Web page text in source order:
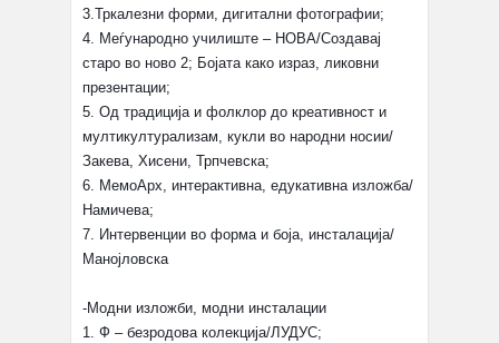
3.Тркалезни форми, дигитални фотографии;
4. Меѓународно училиште – НОВА/Создавај
старо во ново 2; Бојата како израз, ликовни
презентации;
5. Од традиција и фолклор до креативност и
мултикултурализам, кукли во народни носии/
Закева, Хисени, Трпчевска;
6. МемоАрх, интерактивна, едукативна изложба/
Намичева;
7. Интервенции во форма и боја, инсталација/
Манојловска
-Модни изложби, модни инсталации
1. Ф – безродова колекција/ЛУДУС;